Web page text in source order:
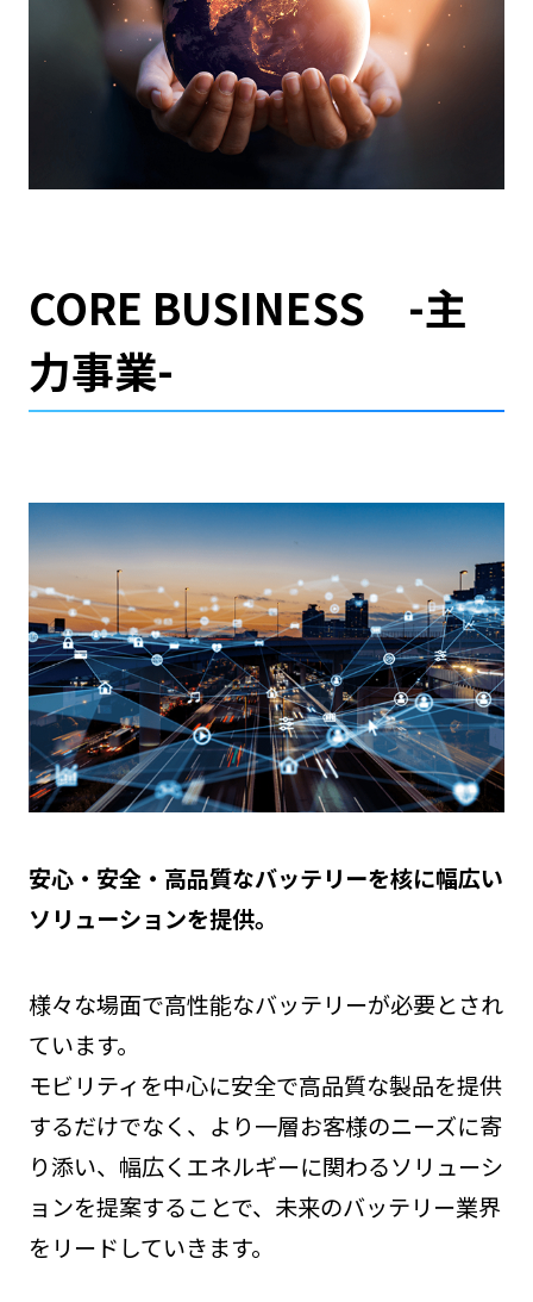
CORE BUSINESS -主
力事業-
安心・安全・高品質なバッテリーを核に幅広い
ソリューションを提供。
様々な場面で高性能なバッテリーが必要とされ
ています。
モビリティを中心に安全で高品質な製品を提供
するだけでなく、より一層お客様のニーズに寄
り添い、幅広くエネルギーに関わるソリューシ
ョンを提案することで、未来のバッテリー業界
をリードしていきます。